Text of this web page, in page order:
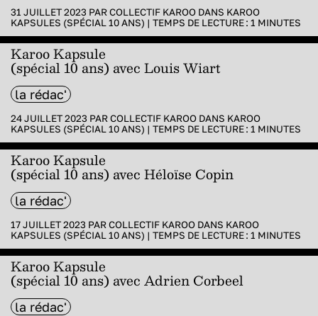
31 JUILLET 2023 PARCOLLECTIF KAROO DANS KAROO
KAPSULES (SPÉCIAL 10 ANS) | TEMPS DE LECTURE : 1 MINUTES
Karoo Kapsule
(spécial 10 ans) avec Louis Wiart
la rédac'
24 JUILLET 2023 PARCOLLECTIF KAROO DANS KAROO
KAPSULES (SPÉCIAL 10 ANS) | TEMPS DE LECTURE : 1 MINUTES
Karoo Kapsule
(spécial 10 ans) avec Héloïse Copin
la rédac'
17 JUILLET 2023 PARCOLLECTIF KAROO DANS KAROO
KAPSULES (SPÉCIAL 10 ANS) | TEMPS DE LECTURE : 1 MINUTES
Karoo Kapsule
(spécial 10 ans) avec Adrien Corbeel
la rédac'